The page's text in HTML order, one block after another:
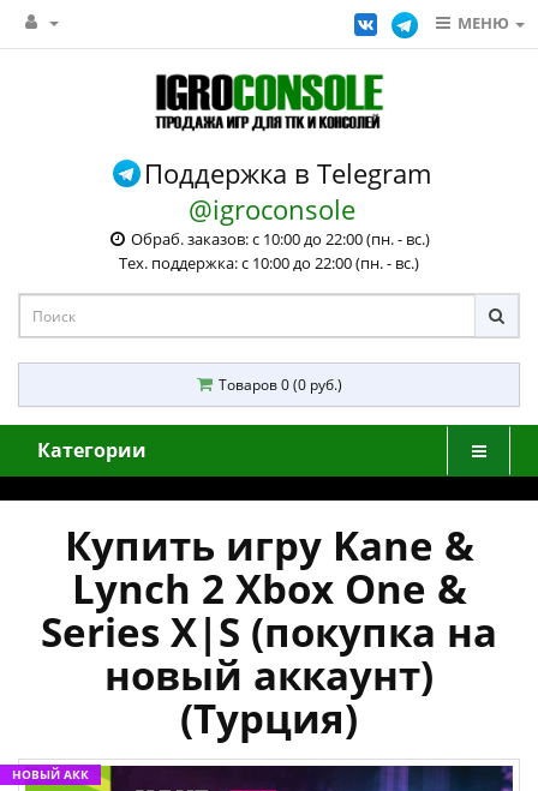
МЕНЮ
Поддержка в Telegram
@igroconsole
Обраб. заказов: с 10:00 до 22:00 (пн. - вс.)
Тех. поддержка: с 10:00 до 22:00 (пн. - вс.)
Товаров 0 (0 руб.)
Категории
Купить игру Kane &
Lynch 2 Xbox One &
Series X|S (покупка на
новый аккаунт)
(Турция)
НОВЫЙ АКК